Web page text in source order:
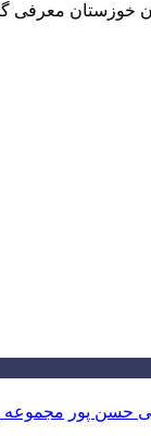
خوزستان معرفی
حسن پور